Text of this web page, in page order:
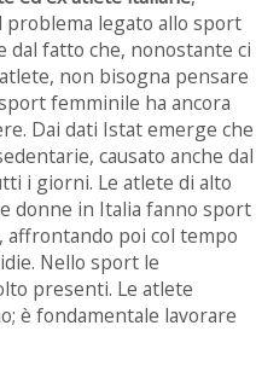
legato allo sport
dal fatto che, nonostante ci
non bisogna pensare
femminile ha ancora
Dai dati Istat emerge che
causato anche dal
i giorni. Le atlete di alto
donne in Italia fanno sport
affrontando poi col tempo
Nello sport le
presenti. Le atlete
è fondamentale lavorare